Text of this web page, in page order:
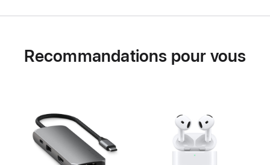
Recommandations pour vous